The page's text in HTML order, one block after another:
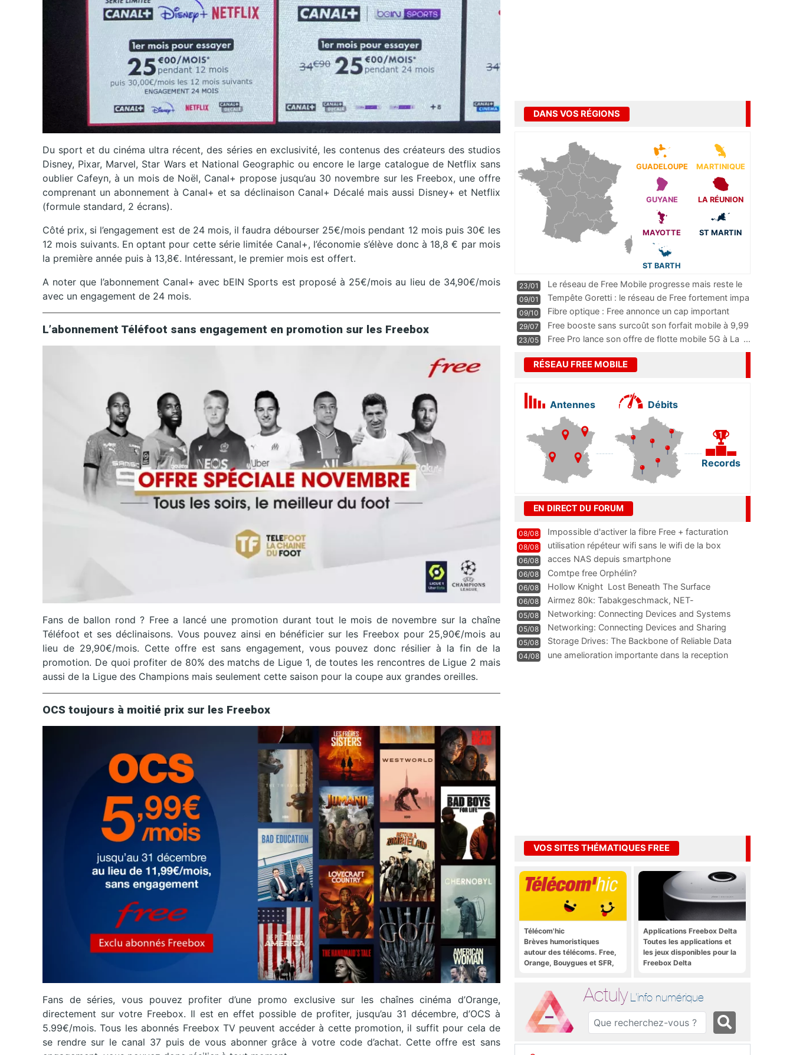
Du sport et du cinéma ultra récent, des séries en exclusivité, les contenus des créateurs des studios
Disney, Pixar, Marvel, Star Wars et National Geographic ou encore le large catalogue de Netflix sans
oublier Cafeyn, à un mois de Noël, Canal+ propose jusqu’au 30 novembre sur les Freebox, une offre
comprenant un abonnement à Canal+ et sa déclinaison Canal+ Décalé mais aussi Disney+ et Netflix
(formule standard, 2 écrans).
Côté prix, si l’engagement est de 24 mois, il faudra débourser 25€/mois pendant 12 mois puis 30€ les
12 mois suivants. En optant pour cette série limitée Canal+, l’économie s’élève donc à 18,8 € par mois
la première année puis à 13,8€. Intéressant, le premier mois est offert.
A noter que l’abonnement Canal+ avec bEIN Sports est proposé à 25€/mois au lieu de 34,90€/mois
avec un engagement de 24 mois.
L’abonnement Téléfoot sans engagement en promotion sur les Freebox
Fans de ballon rond ? Free a lancé une promotion durant tout le mois de novembre sur la chaîne
Téléfoot et ses déclinaisons. Vous pouvez ainsi en bénéficier sur les Freebox pour 25,90€/mois au
lieu de 29,90€/mois. Cette offre est sans engagement, vous pouvez donc résilier à la fin de la
promotion. De quoi profiter de 80% des matchs de Ligue 1, de toutes les rencontres de Ligue 2 mais
aussi de la Ligue des Champions mais seulement cette saison pour la coupe aux grandes oreilles.
OCS toujours à moitié prix sur les Freebox
Fans de séries, vous pouvez profiter d’une promo exclusive sur les chaînes cinéma d’Orange,
directement sur votre Freebox. Il est en effet possible de profiter, jusqu’au 31 décembre, d’OCS à
5.99€/mois. Tous les abonnés Freebox TV peuvent accéder à cette promotion, il suffit pour cela de
se rendre sur le canal 37 puis de vous abonner grâce à votre code d’achat. Cette offre est sans
DANS VOS RÉGIONS
GUADELOUPE MARTINIQUE
GUYANE LA RÉUNION
MAYOTTE ST MARTIN
ST BARTH
23/01
Le réseau de Free Mobile progresse mais reste le
m
...
09/01
Tempête Goretti : le réseau de Free fortement impa
09/10
Fibre optique : Free annonce un cap important
pass
...
29/07
Free booste sans surcoût son forfait mobile à 9,99
23/05 Free Pro lance son offre de flotte mobile 5G à La ...
RÉSEAU FREE MOBILE
Antennes Débits
Records
EN DIRECT DU FORUM
08/08
Impossible d'activer la fibre Free + facturation
résiliation
08/08 utilisation répéteur wifi sans le wifi de la box
06/08 acces NAS depuis smartphone
06/08 Comtpe free Orphélin?
06/08 Hollow Knight  Lost Beneath The Surface
06/08
Airmez 80k: Tabakgeschmack, NET-
Technologie und Leistung im
05/08 Networking: Connecting Devices and Systems
05/08
Networking: Connecting Devices and Sharing
Information
05/08
Storage Drives: The Backbone of Reliable Data
Management
04/08
une amelioration importante dans la reception
VOS SITES THÉMATIQUES FREE
Télécom'hic
Brèves humoristiques
autour des télécoms. Free,
Orange, Bouygues et SFR,
Applications Freebox Delta
Toutes les applications et
les jeux disponibles pour la
Freebox Delta
Actuly L'info numérique